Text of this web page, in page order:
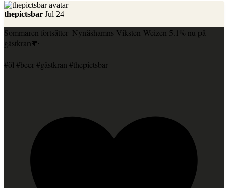
thepictsbar Jul 24
Sommaren fortsätter- Nynäshamns Viksten Weizen 5.1% nu på
gästkran🍻
#öl #beer #gästkran #thepictsbar